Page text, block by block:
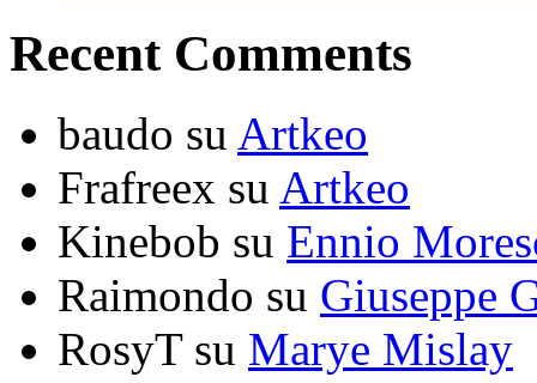
Recent Comments
baudo su Artkeo
Frafreex su Artkeo
Kinebob su Ennio
Raimondo su Giuseppe
RosyTsu Marye Mislay